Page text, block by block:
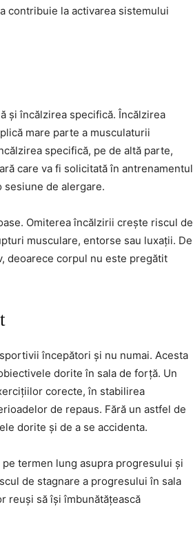
contribuie la activarea sistemului
și încălzirea specifică. Încălzirea
mare parte a musculaturii
specifică, pe de altă parte,
care va fi solicitată în antrenamentul
de alergare.
Omiterea încălzirii crește riscul de
musculare, entorse sau luxații. De
deoarece corpul nu este pregătit
începători și nu numai. Acesta
dorite în sala de forță. Un
corecte, în stabilirea
de repaus. Fără un astfel de
dorite și de a se accidenta.
termen lung asupra progresului și
de stagnare a progresului în sala
reuși să își îmbunătățească